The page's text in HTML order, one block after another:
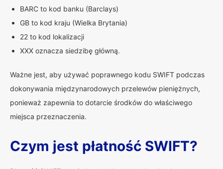
BARC to kod banku (Barclays)
GB to kod kraju (Wielka Brytania)
22 to kod lokalizacji
XXX oznacza siedzibę główną.
Ważne jest, aby używać poprawnego kodu SWIFT podczas
dokonywania międzynarodowych przelewów pieniężnych,
ponieważ zapewnia to dotarcie środków do właściwego
miejsca przeznaczenia.
Czym jest płatność SWIFT?